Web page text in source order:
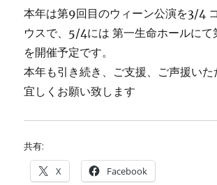
本年は第9回目のウィーン公演を3/4
ウスで、5/4には 第一生命ホールにて
を開催予定です。
本年も引き続き、ご支援、ご声援いた
宜しくお願い致します
共有:
X Facebook